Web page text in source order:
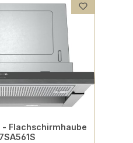
Flachschirmhaube